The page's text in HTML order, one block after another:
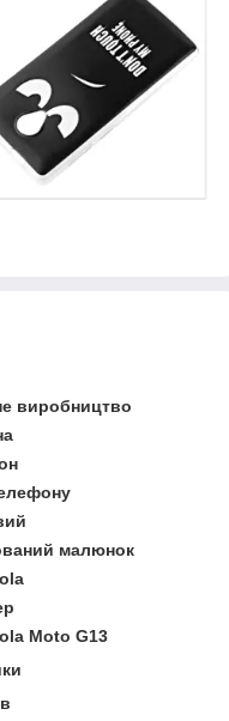
виробництво
малюнок
Moto G13